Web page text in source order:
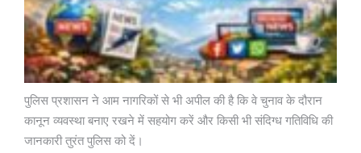
पुलिस प्रशासन ने आम नागरिकों से भी अपील की है कि वे चुनाव के दौरान
कानून व्यवस्था बनाए रखने में सहयोग करें और किसी भी संदिग्ध गतिविधि की
जानकारी तुरंत पुलिस को दें।